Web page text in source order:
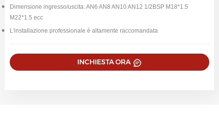
Dimensione ingresso/uscita: AN6 AN8 AN10 AN12 1/2BSP M18*1.5
M22*1.5 ecc
L'installazione professionale è altamente raccomandata
INCHIESTA ORA